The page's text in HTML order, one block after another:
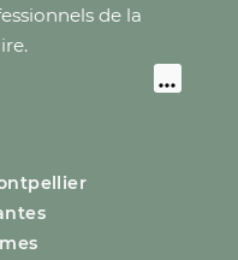
de la
.